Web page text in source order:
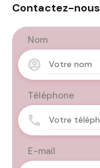
Contactez-nous
Nom
Téléphone
E-mail